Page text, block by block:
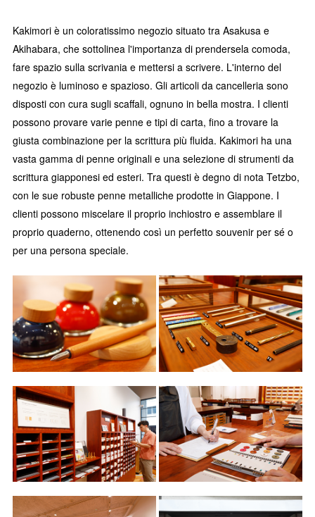
Kakimori è un coloratissimo negozio situato tra Asakusa e
Akihabara, che sottolinea l'importanza di prendersela comoda,
fare spazio sulla scrivania e mettersi a scrivere. L'interno del
negozio è luminoso e spazioso. Gli articoli da cancelleria sono
disposti con cura sugli scaffali, ognuno in bella mostra. I clienti
possono provare varie penne e tipi di carta, fino a trovare la
giusta combinazione per la scrittura più fluida. Kakimori ha una
vasta gamma di penne originali e una selezione di strumenti da
scrittura giapponesi ed esteri. Tra questi è degno di nota Tetzbo,
con le sue robuste penne metalliche prodotte in Giappone. I
clienti possono miscelare il proprio inchiostro e assemblare il
proprio quaderno, ottenendo così un perfetto souvenir per sé o
per una persona speciale.